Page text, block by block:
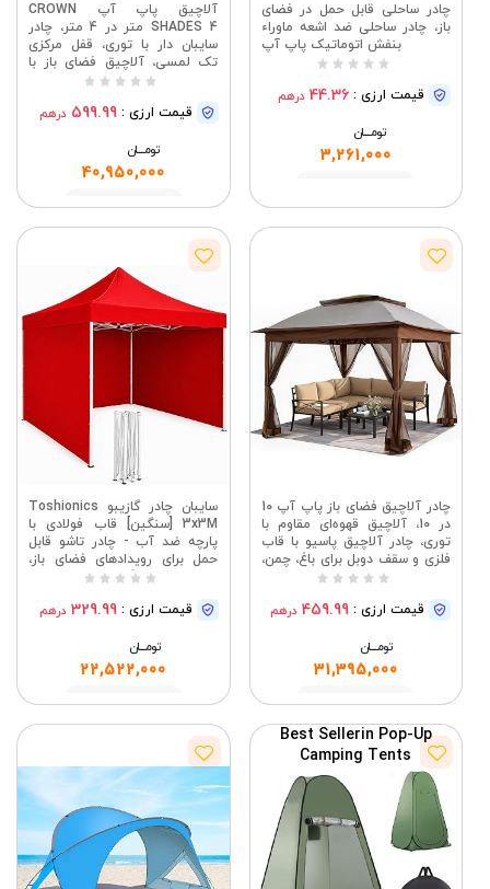
چادر ساحلی قابل حمل در فضای
باز، چادر ساحلی ضد اشعه ماوراء
بنفش اتوماتیک پاپ آپ
قیمت ارزی : 44.36 درهم
تومــــــان
3,261,000
آلاچیق پاپ آپ CROWN
SHADES 4 متر در 4 متر، چادر
سایبان دار با توری، قفل مرکزی
تک لمسی، آلاچیق فضای باز با
کیسه پوشش چرخ دار برای حیاط
ای) | آلاچیق فضای باز برای
پوشش چرخ دار STO-N-Go
قیمت ارزی : 599.99 درهم
تومــــــان
40,950,000
مشاهده
چادر آلاچیق فضای باز پاپ آپ 10
در 10، آلاچیق قهوه‌ای مقاوم با
توری، چادر آلاچیق پاسیو با قاب
فلزی و سقف دوبل برای باغ، چمن،
حیاط خلوت، مهمانی
قیمت ارزی : 459.99 درهم
تومــــــان
31,395,000
مشاهده
سایبان چادر گازیبو Toshionics
3x3M [سنگین] قاب فولادی با
پارچه ضد آب - چادر تاشو قابل
حمل برای رویدادهای فضای باز،
ساحل، کمپینگ، چادر روکش
قیمت ارزی : 329.99 درهم
تومــــــان
22,522,000
مشاهده
Best Sellerin Pop-Up
Camping Tents